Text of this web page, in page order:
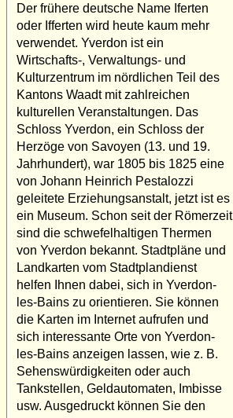
Der frühere deutsche Name Iferten
oder Ifferten wird heute kaum mehr
verwendet. Yverdon ist ein
Wirtschafts-, Verwaltungs- und
Kulturzentrum im nördlichen Teil des
Kantons Waadt mit zahlreichen
kulturellen Veranstaltungen. Das
Schloss Yverdon, ein Schloss der
Herzöge von Savoyen (13. und 19.
Jahrhundert), war 1805 bis 1825 eine
von Johann Heinrich Pestalozzi
geleitete Erziehungsanstalt, jetzt ist es
ein Museum. Schon seit der Römerzeit
sind die schwefelhaltigen Thermen
von Yverdon bekannt. Stadtpläne und
Landkarten vom Stadtplandienst
helfen Ihnen dabei, sich in Yverdon-
les-Bains zu orientieren. Sie können
die Karten im Internet aufrufen und
sich interessante Orte von Yverdon-
les-Bains anzeigen lassen, wie z. B.
Sehenswürdigkeiten oder auch
Tankstellen, Geldautomaten, Imbisse
usw. Ausgedruckt können Sie den